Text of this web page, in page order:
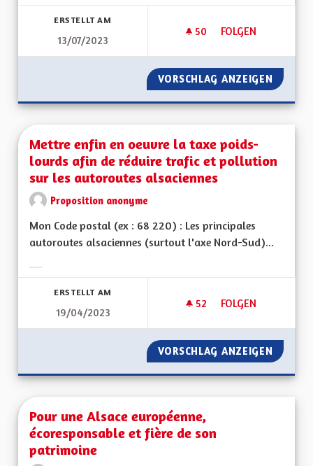
ERSTELLT AM
13/07/2023
50 50 FOLLOWER
FOLGEN
AUGMENTATION
VORSCHLAG ANZEIGEN
Mettre enfin en oeuvre la taxe poids-
lourds afin de réduire trafic et pollution
sur les autoroutes alsaciennes
Proposition anonyme
Mon Code postal (ex : 68 220) : Les principales
autoroutes alsaciennes (surtout l'axe Nord-Sud)...
ERSTELLT AM
19/04/2023
52 52 FOLLOWER
FOLGEN
METTRE ENFIN
VORSCHLAG ANZEIGEN
Pour une Alsace européenne,
écoresponsable et fière de son
patrimoine